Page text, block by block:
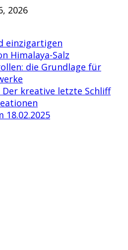
2026
einzigartigen
Himalaya-Salz
die Grundlage für
Der kreative letzte Schliff
18.02.2025